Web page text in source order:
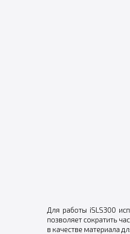
Для работы iSLS300
позволяет сократить
в качестве материала